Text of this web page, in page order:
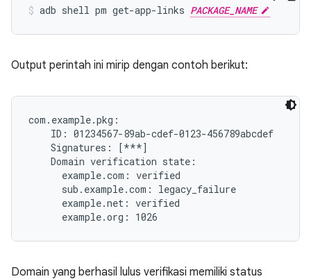
adb shell pm get-app-links PACKAGE_NAME
Output perintah ini mirip dengan contoh berikut:
com.example.pkg:
    ID: 01234567-89ab-cdef-0123-456789abcdef
    Signatures: [***]
    Domain verification state:
      example.com: verified
      sub.example.com: legacy_failure
      example.net: verified
Domain yang berhasil lulus verifikasi memiliki status